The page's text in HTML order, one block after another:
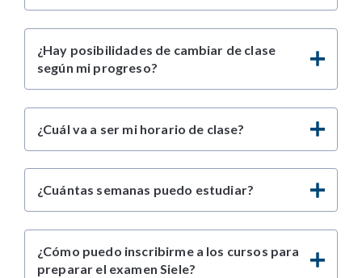
¿Hay posibilidades de cambiar de clase
según mi progreso?
¿Cuál va a ser mi horario de clase?
¿Cuántas semanas puedo estudiar?
¿Cómo puedo inscribirme a los cursos para
preparar el examen Siele?